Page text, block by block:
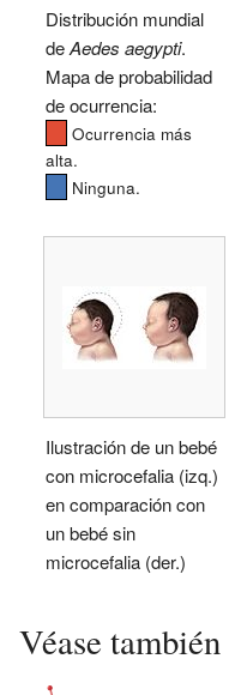
Distribución mundial
deAedes aegypti.
Mapa de probabilidad
de ocurrencia:
Ocurrencia más
alta.
Ninguna.
Ilustración de un bebé
con microcefalia (izq.)
en comparación con
un bebé sin
microcefalia (der.)
Véase también